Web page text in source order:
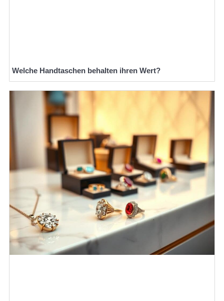
Welche Handtaschen behalten ihren Wert?